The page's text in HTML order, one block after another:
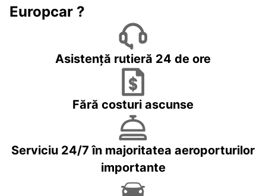
Europcar ?
Asistență rutieră 24 de ore
Fără costuri ascunse
Serviciu 24/7 în majoritatea aeroporturilor
importante